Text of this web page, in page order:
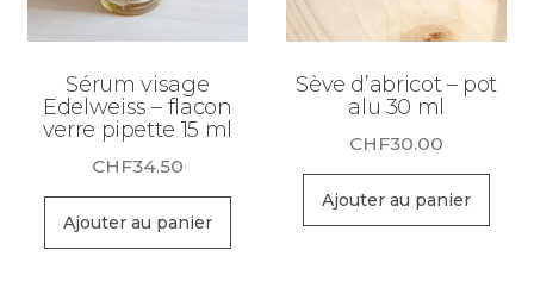
Sérum visage
Edelweiss – flacon
verre pipette 15 ml
CHF34.50
Ajouter au panier
Sève d’abricot – pot
alu 30 ml
CHF30.00
Ajouter au panier